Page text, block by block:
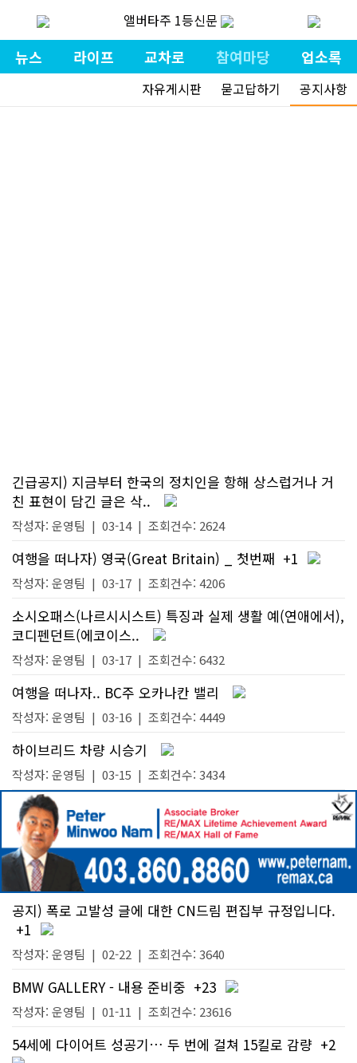
앨버타주 1등신문
뉴스 라이프 교차로 참여마당 업소록
자유게시판 묻고답하기 공지사항
긴급공지) 지금부터 한국의 정치인을 항해 상스럽거나 거
친 표현이 담긴 글은 삭..
작성자: 운영팀 | 03-14 | 조회건수: 2624
여행을 떠나자) 영국(Great Britain) _ 첫번째 +1
작성자: 운영팀 | 03-17 | 조회건수: 4206
소시오패스(나르시시스트) 특징과 실제 생활 예(연애에서),
코디펜던트(에코이스..
작성자: 운영팀 | 03-17 | 조회건수: 6432
여행을 떠나자.. BC주 오카나칸 밸리
작성자: 운영팀 | 03-16 | 조회건수: 4449
하이브리드 차량 시승기
작성자: 운영팀 | 03-15 | 조회건수: 3434
공지) 폭로 고발성 글에 대한 CN드림 편집부 규정입니다.
+1
작성자: 운영팀 | 02-22 | 조회건수: 3640
BMW GALLERY - 내용 준비중 +23
작성자: 운영팀 | 01-11 | 조회건수: 23616
54세에 다이어트 성공기… 두 번에 걸쳐 15킬로 감량 +2